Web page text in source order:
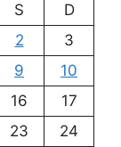
S
D
2
3
9
10
16
17
23
24